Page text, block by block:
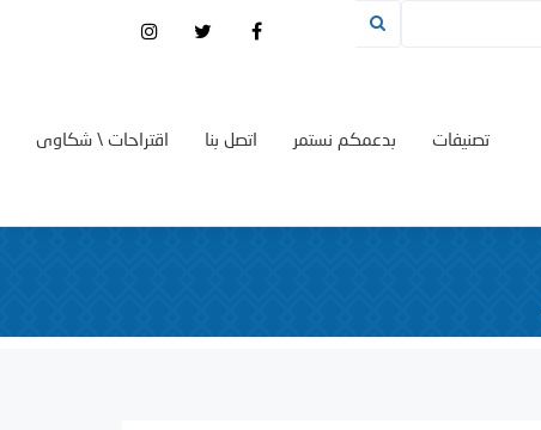
اقتراحات \ شكاوى اتصل بنا بدعمكم نستمر تصنيفات